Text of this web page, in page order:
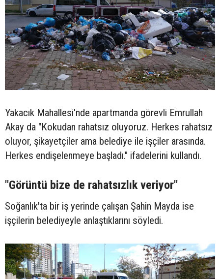
Yakacık Mahallesi'nde apartmanda görevli Emrullah
Akay da "Kokudan rahatsız oluyoruz. Herkes rahatsız
oluyor, şikayetçiler ama belediye ile işçiler arasında.
Herkes endişelenmeye başladı." ifadelerini kullandı.
"Görüntü bize de rahatsızlık veriyor"
Soğanlık'ta bir iş yerinde çalışan Şahin Mayda ise
işçilerin belediyeyle anlaştıklarını söyledi.